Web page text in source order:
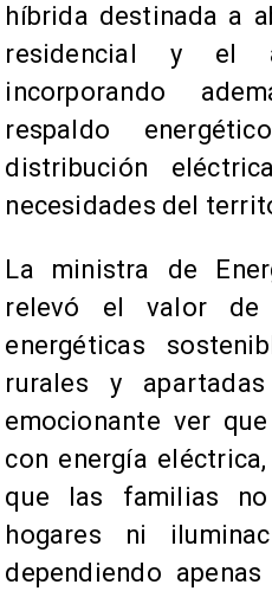
híbrida destinada a
residencial y el
incorporando
respaldo
distribución
necesidades del
La ministra de
relevó el valor de
energéticas
rurales y
emocionante ver
con energía
que las familias
hogares ni
dependiendo